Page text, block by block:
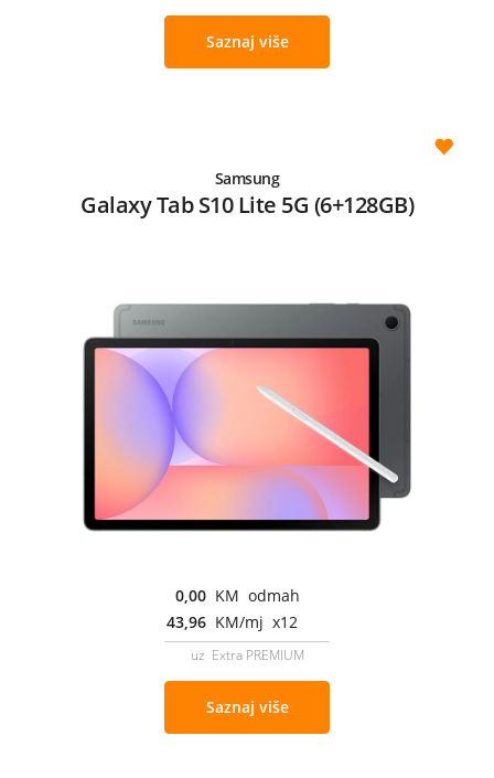
Saznaj više
Samsung
Galaxy Tab S10 Lite 5G (6+128GB)
0,00 KM odmah
43,96 KM/mj x12
uz Extra PREMIUM
Saznaj više